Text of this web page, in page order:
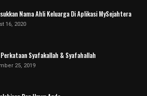
Nama Ahli Keluarga Di Aplikasi MySejahtera
16, 2020
Syafakallah & Syafahallah
25, 2019